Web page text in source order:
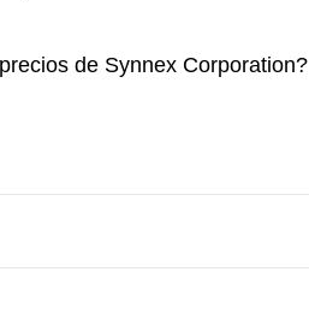
de Synnex Corporation?